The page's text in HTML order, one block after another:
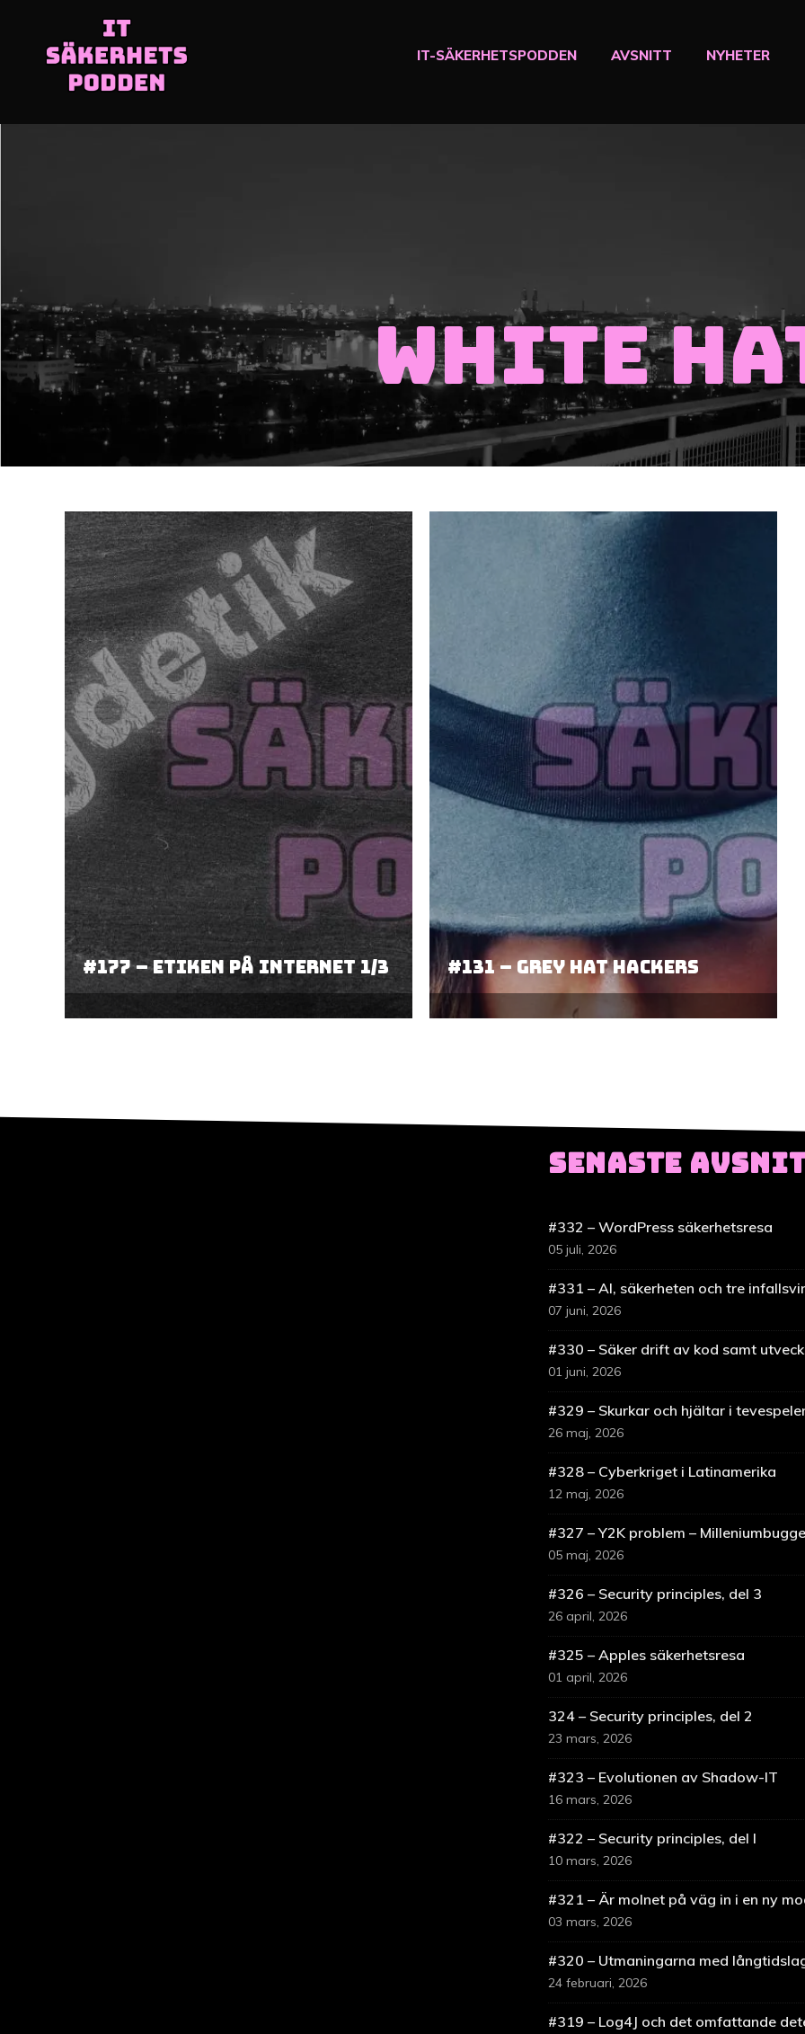
IT-SÄKERHETSPODDEN AVSNITT NYHETER
White
#177 – Etiken på internet 1/3 #131 – Grey hat hackers
SENASTE
#332 – WordPress säkerhetsresa
05 juli, 2026
#331 – AI, säkerheten och tre
07 juni, 2026
#330 – Säker drift av kod samt
01 juni, 2026
#329 – Skurkar och hjältar i
26 maj, 2026
#328 – Cyberkriget i Latinamerika
12 maj, 2026
#327 – Y2K problem –
05 maj, 2026
#326 – Security principles, del 3
26 april, 2026
#325 – Apples säkerhetsresa
01 april, 2026
324 – Security principles, del 2
23 mars, 2026
#323 – Evolutionen av Shadow-IT
16 mars, 2026
#322 – Security principles, del I
10 mars, 2026
#321 – Är molnet på väg in i en ny
03 mars, 2026
#320 – Utmaningarna med
24 februari, 2026
#319 – Log4J och det omfattande